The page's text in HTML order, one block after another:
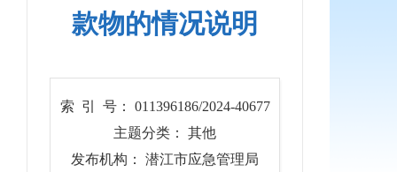
款物的情况说明
索 引 号： 011396186/2024-40677
主题分类： 其他
发布机构： 潜江市应急管理局